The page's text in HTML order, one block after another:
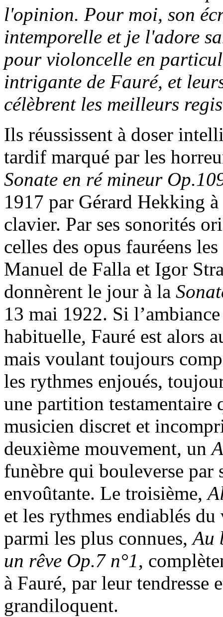
l'opinion. Pour moi, son
intemporelle et je l'adore
pour violoncelle en
intrigante de Fauré, et
célèbrent les meilleurs
Ils réussissent à doser
tardif marqué par les
Sonate en ré mineur
1917 par Gérard Hekking
clavier. Par ses sonorités
celles des opus fauréens
Manuel de Falla et Igor
donnèrent le jour à la
13 mai 1922. Si
habituelle, Fauré est alors
mais voulant toujours
les rythmes enjoués,
une partition testamentaire
musicien discret et
deuxième mouvement, un
funèbre qui bouleverse par
envoûtante. Le troisième,
et les rythmes endiablés
parmi les plus connues,Au
un rêve Op.7 n°1,
à Fauré, par leur tendresse
grandiloquent.